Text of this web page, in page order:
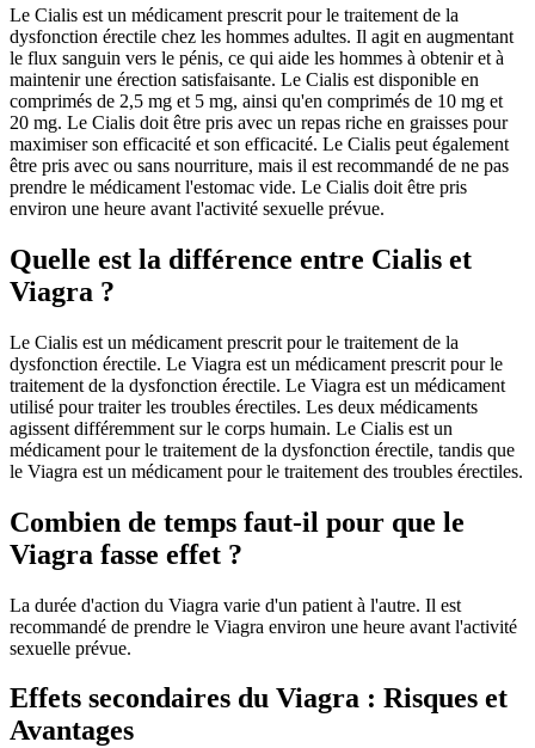
Le Cialis est un médicament prescrit pour le traitement de la
dysfonction érectile chez les hommes adultes. Il agit en augmentant
le flux sanguin vers le pénis, ce qui aide les hommes à obtenir et à
maintenir une érection satisfaisante. Le Cialis est disponible en
comprimés de 2,5 mg et 5 mg, ainsi qu'en comprimés de 10 mg et
20 mg. Le Cialis doit être pris avec un repas riche en graisses pour
maximiser son efficacité et son efficacité. Le Cialis peut également
être pris avec ou sans nourriture, mais il est recommandé de ne pas
prendre le médicament l'estomac vide. Le Cialis doit être pris
environ une heure avant l'activité sexuelle prévue.
Quelle est la différence entre Cialis et
Viagra ?
Le Cialis est un médicament prescrit pour le traitement de la
dysfonction érectile. Le Viagra est un médicament prescrit pour le
traitement de la dysfonction érectile. Le Viagra est un médicament
utilisé pour traiter les troubles érectiles. Les deux médicaments
agissent différemment sur le corps humain. Le Cialis est un
médicament pour le traitement de la dysfonction érectile, tandis que
le Viagra est un médicament pour le traitement des troubles érectiles.
Combien de temps faut-il pour que le
Viagra fasse effet ?
La durée d'action du Viagra varie d'un patient à l'autre. Il est
recommandé de prendre le Viagra environ une heure avant l'activité
sexuelle prévue.
Effets secondaires du Viagra : Risques et
Avantages